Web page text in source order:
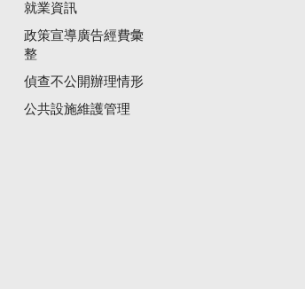
就業資訊
政策宣導廣告經費彙
整
偵查不公開辦理情形
公共設施維護管理